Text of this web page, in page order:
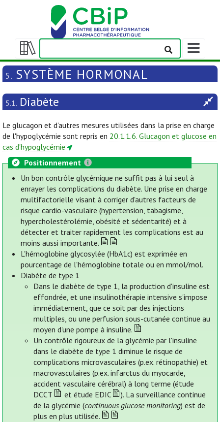
Afficher/masquer
la
table
matières
Afficher/
la
barre
navigation
5. SYSTÈME HORMONAL
5.1. Diabète
Le glucagon et d'autres mesures utilisées dans la prise en charge
de l'hypoglycémie sont repris en 20.1.1.6. Glucagon et glucose en
cas d'hypoglycémie
Positionnement
Un bon contrôle glycémique ne suffit pas à lui seul à
enrayer les complications du diabète. Une prise en charge
multifactorielle visant à corriger d'autres facteurs de
risque cardio-vasculaire (hypertension, tabagisme,
hypercholestérolémie, obésité et sédentarité) et à
détecter et traiter rapidement les complications est au
moins aussi importante.
L'hémoglobine glycosylée (HbA1c) est exprimée en
pourcentage de l'hémoglobine totale ou en mmol/mol.
Diabète de type 1
Dans le diabète de type 1, la production d'insuline est
effondrée, et une insulinothérapie intensive s'impose
immédiatement, que ce soit par des injections
multiples, ou une perfusion sous-cutanée continue au
moyen d'une pompe à insuline.
Un contrôle rigoureux de la glycémie par l'insuline
dans le diabète de type 1 diminue le risque de
complications microvasculaires (p.ex. rétinopathie) et
macrovasculaires (p.ex. infarctus du myocarde,
accident vasculaire cérébral) à long terme (étude
DCCT
et étude EDIC
). La surveillance continue
de la glycémie (continuous glucose monitoring) est de
plus en plus utilisée.